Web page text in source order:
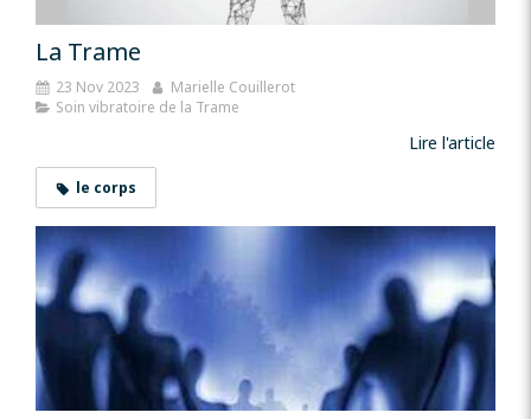
La Trame
23 Nov 2023
Marielle Couillerot
Soin vibratoire de la Trame
Lire l'article
le corps